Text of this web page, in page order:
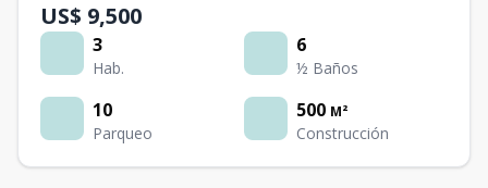
US$ 9,500
3
Hab.
6
½ Baños
10
Parqueo
500 M²
Construcción